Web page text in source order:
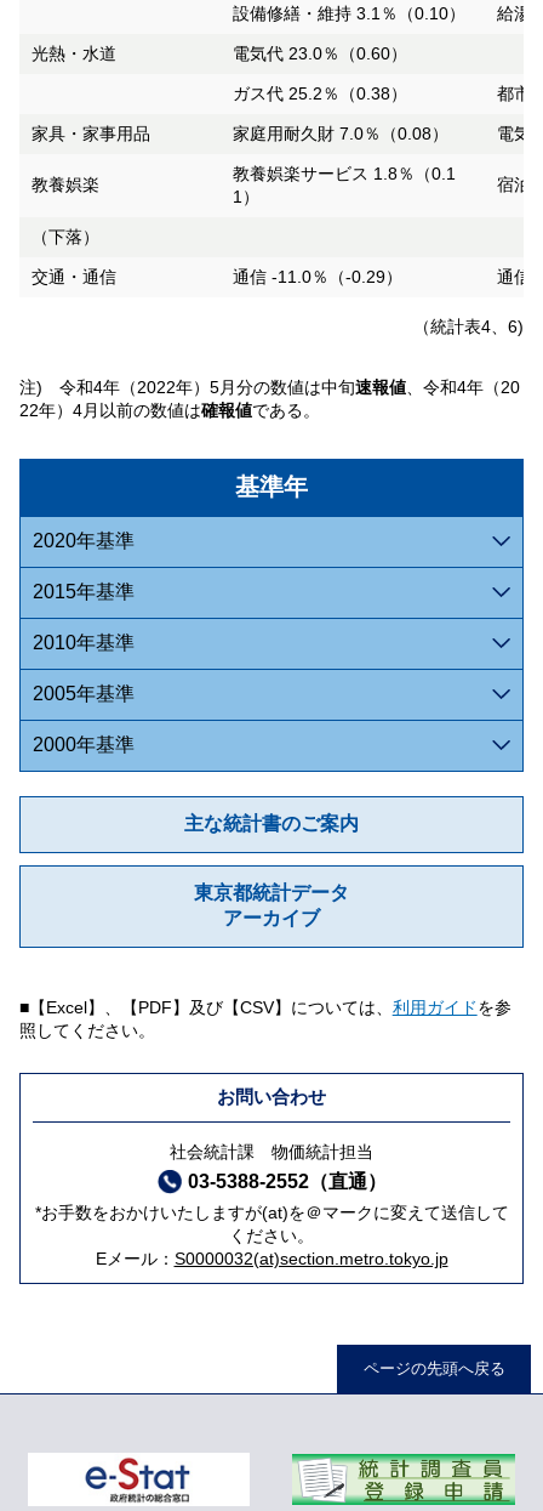
基準年
2020年基準
2015年基準
2010年基準
2005年基準
2000年基準
主な統計書のご案内
東京都統計データ
アーカイブ
設備修繕・維持 3.1％（0.10） 給湯
光熱・水道 電気代 23.0％（0.60）
ガス代 25.2％（0.38） 都市
家具・家事用品 家庭用耐久財 7.0％（0.08） 電気
教養娯楽
教養娯楽サービス 1.8％（0.1
1）
宿泊
（下落）
交通・通信 通信 -11.0％（-0.29） 通信
（統計表4、6)
注) 令和4年（2022年）5月分の数値は中旬速報値、令和4年（20
22年）4月以前の数値は確報値である。
■【Excel】、【PDF】及び【CSV】については、 利用ガイドを参
照してください。
お問い合わせ
社会統計課 物価統計担当
03-5388-2552（直通）
*お手数をおかけいたしますが(at)を＠マークに変えて送信して
ください。
Eメール： S0000032(at)section.metro.tokyo.jp
ページの先頭へ戻る